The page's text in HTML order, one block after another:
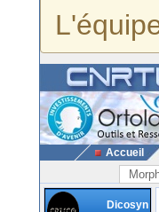
Accueil
Dicosyn